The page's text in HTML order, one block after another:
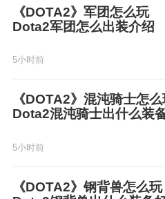
《DOTA2》军团怎么玩
Dota2军团怎么出装介绍
5小时前
《DOTA2》混沌骑士怎
Dota2混沌骑士出什么装
5小时前
《DOTA2》钢背兽怎么玩